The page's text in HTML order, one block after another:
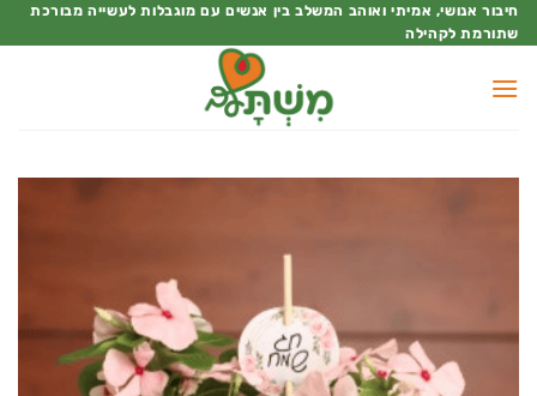
Skip
to
חיבור אנושי, אמיתי ואוהב המשלב בין אנשים עם מוגבלות לעשייה מבורכת
שתורמת לקהילה